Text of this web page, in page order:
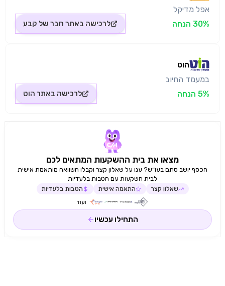
אפל מדיקל
30% הנחה
לרכישה באתר חבר של קבע
הוט
במעמד החיוב
5% הנחה
לרכישה באתר הוט
מצאו את בית ההשקעות המתאים לכם
הכסף יושב סתם בעו״ש? ענו על שאלון קצר וקבלו השוואה מותאמת אישית
לבית השקעות עם הטבות בלעדיות
שאלון קצר התאמה אישית הטבות בלעדיות
ועוד
התחילו עכשיו